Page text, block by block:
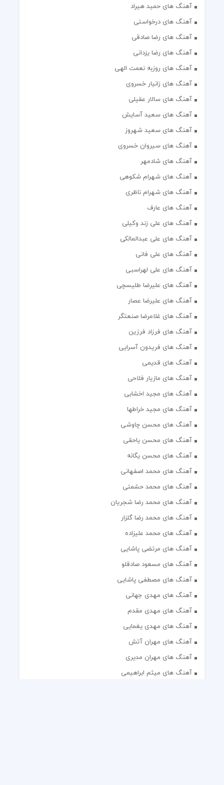
آهنگ های حمید هیراد
آهنگ های درخواستی
آهنگ های رضا صادقی
آهنگ های رضا یزدانی
آهنگ های روزبه نعمت الهی
آهنگ های زانیار خسروی
آهنگ های سالار عقیلی
آهنگ های سعید آسایش
آهنگ های سعید شهروز
آهنگ های سیروان خسروی
آهنگ های شادمهر
آهنگ های شهرام شکوهی
آهنگ های شهرام ناظری
آهنگ های عارف
آهنگ های علی زند وکیلی
آهنگ های علی عبدالمالکی
آهنگ های علی فانی
آهنگ های علی لهراسبی
آهنگ های علیرضا طلیسچی
آهنگ های علیرضا عصار
آهنگ های غلامرضا صنعتگر
آهنگ های فرزاد فرزین
آهنگ های فریدون آسرایی
آهنگ های قدیمی
آهنگ های مازیار فلاحی
آهنگ های مجید اخشابی
آهنگ های مجید خراطها
آهنگ های محسن چاوشی
آهنگ های محسن یاحقی
آهنگ های محسن یگانه
آهنگ های محمد اصفهانی
آهنگ های محمد حشمتی
آهنگ های محمد رضا شجریان
آهنگ های محمد رضا گلزار
آهنگ های محمد علیزاده
آهنگ های مرتضی پاشایی
آهنگ های مسعود صادقلو
آهنگ های مصطفی پاشایی
آهنگ های مهدی جهانی
آهنگ های مهدی مقدم
آهنگ های مهدی یغمایی
آهنگ های مهران آتش
آهنگ های مهران مدیری
آهنگ های میثم ابراهیمی